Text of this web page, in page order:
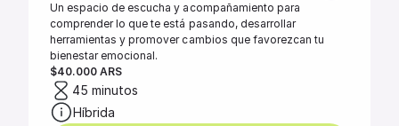
Un espacio de escucha y acompañamiento para
comprender lo que te está pasando, desarrollar
herramientas y promover cambios que favorezcan tu
bienestar emocional.
$40.000 ARS
45 minutos
Híbrida